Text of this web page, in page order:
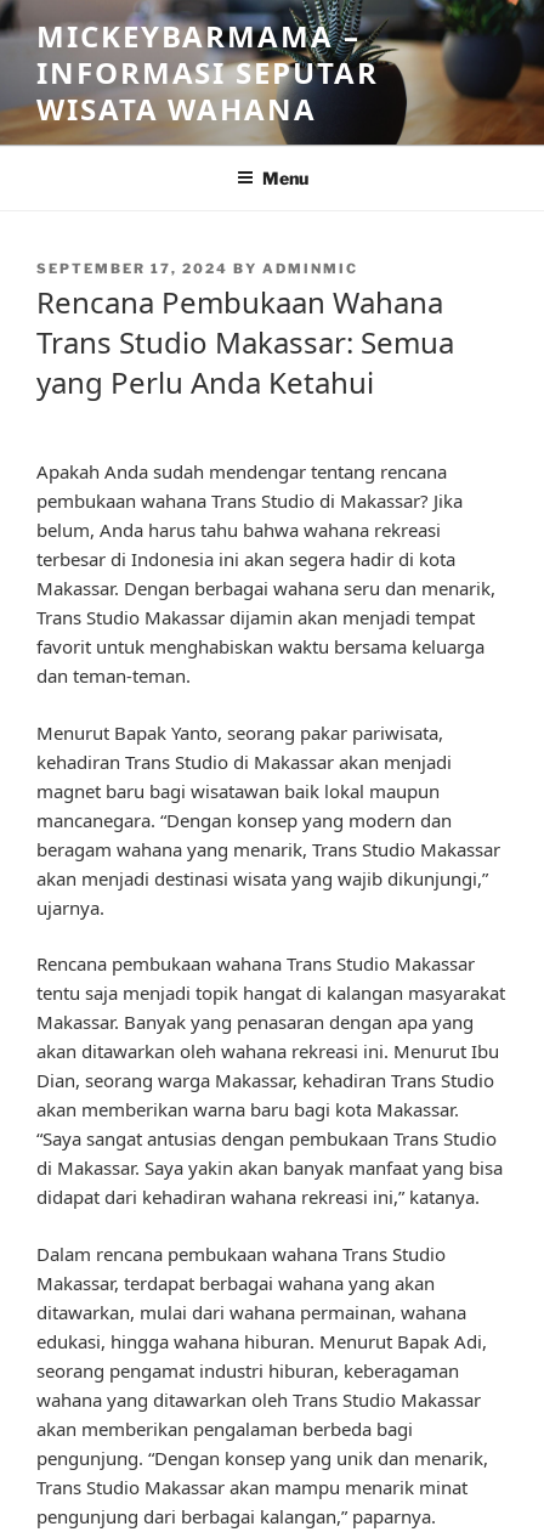
Skip
to
content
MICKEYBARMAMA –
INFORMASI SEPUTAR
WISATA WAHANA
Menu
POSTED
SEPTEMBER 17, 2024 BY ADMINMIC
Rencana Pembukaan Wahana
Trans Studio Makassar: Semua
yang Perlu Anda Ketahui
Apakah Anda sudah mendengar tentang rencana
pembukaan wahana Trans Studio di Makassar? Jika
belum, Anda harus tahu bahwa wahana rekreasi
terbesar di Indonesia ini akan segera hadir di kota
Makassar. Dengan berbagai wahana seru dan menarik,
Trans Studio Makassar dijamin akan menjadi tempat
favorit untuk menghabiskan waktu bersama keluarga
dan teman-teman.
Menurut Bapak Yanto, seorang pakar pariwisata,
kehadiran Trans Studio di Makassar akan menjadi
magnet baru bagi wisatawan baik lokal maupun
mancanegara. “Dengan konsep yang modern dan
beragam wahana yang menarik, Trans Studio Makassar
akan menjadi destinasi wisata yang wajib dikunjungi,”
ujarnya.
Rencana pembukaan wahana Trans Studio Makassar
tentu saja menjadi topik hangat di kalangan masyarakat
Makassar. Banyak yang penasaran dengan apa yang
akan ditawarkan oleh wahana rekreasi ini. Menurut Ibu
Dian, seorang warga Makassar, kehadiran Trans Studio
akan memberikan warna baru bagi kota Makassar.
“Saya sangat antusias dengan pembukaan Trans Studio
di Makassar. Saya yakin akan banyak manfaat yang bisa
didapat dari kehadiran wahana rekreasi ini,” katanya.
Dalam rencana pembukaan wahana Trans Studio
Makassar, terdapat berbagai wahana yang akan
ditawarkan, mulai dari wahana permainan, wahana
edukasi, hingga wahana hiburan. Menurut Bapak Adi,
seorang pengamat industri hiburan, keberagaman
wahana yang ditawarkan oleh Trans Studio Makassar
akan memberikan pengalaman berbeda bagi
pengunjung. “Dengan konsep yang unik dan menarik,
Trans Studio Makassar akan mampu menarik minat
pengunjung dari berbagai kalangan,” paparnya.